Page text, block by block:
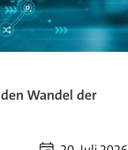
Wandel der